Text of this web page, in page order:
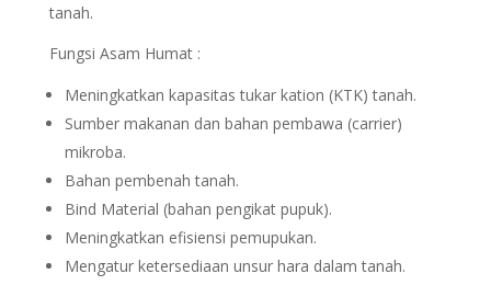
tanah.
Fungsi Asam Humat :
Meningkatkan kapasitas tukar kation (KTK) tanah.
Sumber makanan dan bahan pembawa (carrier)
mikroba.
Bahan pembenah tanah.
Bind Material (bahan pengikat pupuk).
Meningkatkan efisiensi pemupukan.
Mengatur ketersediaan unsur hara dalam tanah.